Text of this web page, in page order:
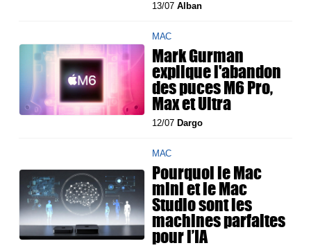
13/07Alban
MAC
Mark Gurman
explique l'abandon
des puces M6 Pro,
Max et Ultra
12/07 Dargo
MAC
Pourquoi le Mac
mini et le Mac
Studio sont les
machines parfaites
pour l’IA